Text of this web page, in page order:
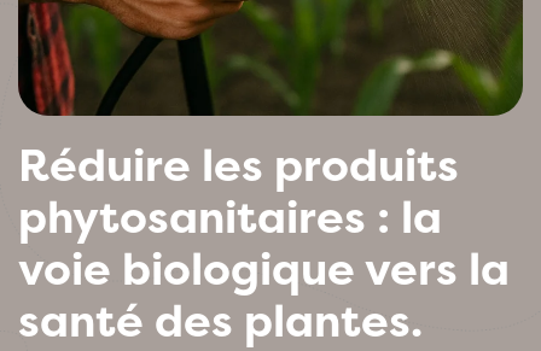
Réduire les produits
phytosanitaires : la
voie biologique vers la
santé des plantes.